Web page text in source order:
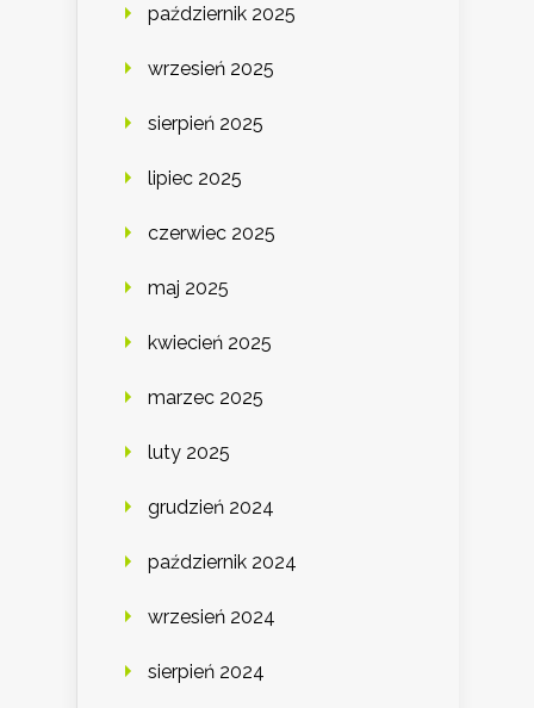
październik 2025
wrzesień 2025
sierpień 2025
lipiec 2025
czerwiec 2025
maj 2025
kwiecień 2025
marzec 2025
luty 2025
grudzień 2024
październik 2024
wrzesień 2024
sierpień 2024